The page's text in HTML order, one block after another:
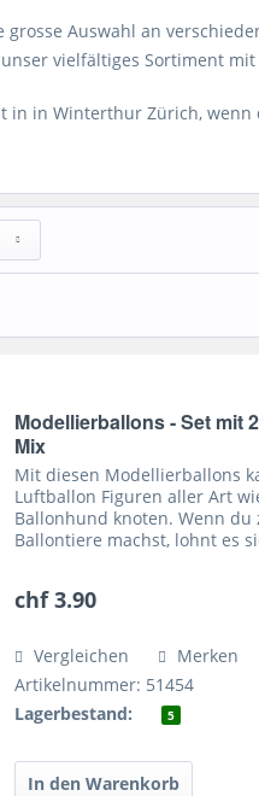
grosse Auswahl an
vielfältiges Sortiment
in in Winterthur Zürich, wenn
Modellierballons - Set mit
Mix
Mit diesen Modellierballons
Luftballon Figuren aller Art
Ballonhund knoten. Wenn du
Ballontiere machst, lohnt es
chf 3.90
Vergleichen
Merken
Artikelnummer: 51454
Lagerbestand:
5